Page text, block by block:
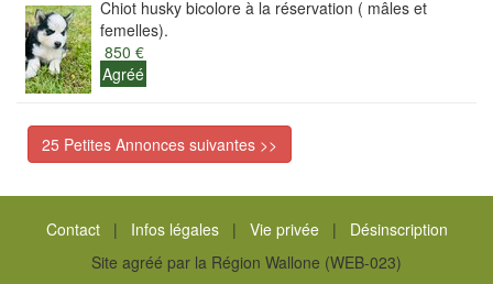
Chiot husky bicolore à la réservation ( mâles et
femelles).
850 €
Agréé
25 Petites Annonces suivantes >>
Contact| Infos légales| Vie privée| Désinscription
Site agréé par la Région Wallone (WEB-023)